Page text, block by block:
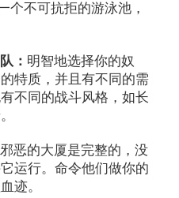
个不可抗拒的游泳池，
： 明智地选择你的奴
特质，并且有不同的需
不同的战斗风格，如长
恶的大厦是完整的，没
运行。命令他们做你的
迹。